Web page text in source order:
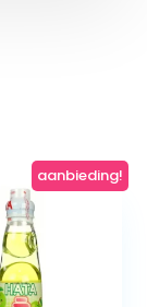
aanbieding!